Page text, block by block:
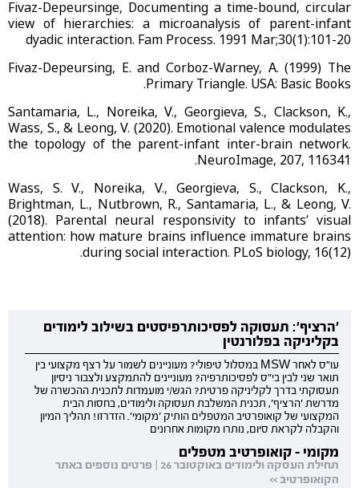
Fivaz-Depeursinge, Documenting a time-bound, circular
view of hierarchies: a microanalysis of parent-infant
dyadic interaction. Fam Process. 1991 Mar;30(1):101-20
Fivaz-Depeursing, E. and Corboz-Warney, A. (1999) The
Primary Triangle. USA: Basic Books.
Santamaria, L., Noreika, V., Georgieva, S., Clackson, K.,
Wass, S., & Leong, V. (2020). Emotional valence modulates
the topology of the parent-infant inter-brain network.
NeuroImage, 207, 116341.
Wass, S. V., Noreika, V., Georgieva, S., Clackson, K.,
Brightman, L., Nutbrown, R., Santamaria, L., & Leong, V.
(2018). Parental neural responsivity to infants’ visual
attention: how mature brains influence immature brains
during social interaction. PLoS biology, 16(12).
'הרציף': תעסוקה לפסיכותרפיסטים בשילוב לימודים
בקליניקה בפלורנטין
עו"ס לאחר MSW במסלול טיפולי? מעוניינים לשמור על רצף מקצועי בין
תואר שני לבין בי"ס לפסיכותרפיה? מעוניינים להתמקצע ולצבור ניסיון
תעסוקתי בדרך לקליניקה פרטית? הגש/י מועמדות לתכנית ההכשרה של
מדרשת 'הרציף', תכנית המשלבת תעסוקה ולימודים, בחסות הבית
המקצועי של קואופרטיב המטפלים הותיק 'מקומי'. הזדרזו! תהליך המיון
והקבלה לקראת סיום, נותרו מקומות אחרונים
מקומי - קואופרטיב מטפלים
תחילת העסקה ולימודים באוקטובר 26 | פרטים נוספים באתר
הקואופרטיב >>